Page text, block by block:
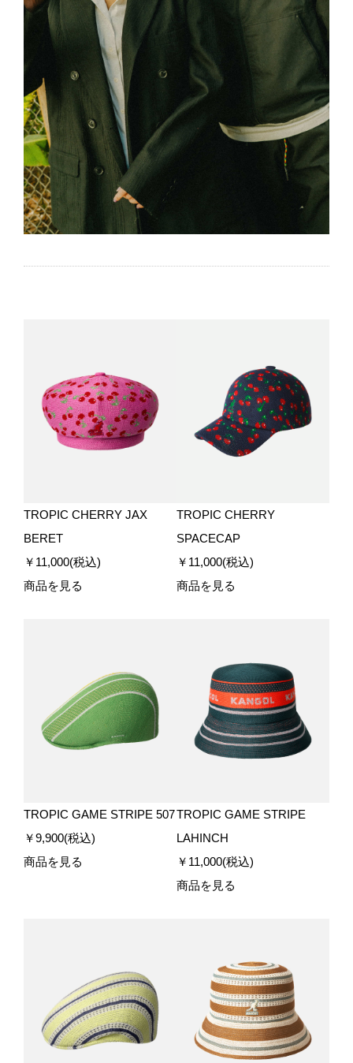
TROPIC CHERRY JAX
BERET
￥11,000(税込)
商品を見る
TROPIC CHERRY
SPACECAP
￥11,000(税込)
商品を見る
TROPIC GAME STRIPE 507
￥9,900(税込)
商品を見る
TROPIC GAME STRIPE
LAHINCH
￥11,000(税込)
商品を見る